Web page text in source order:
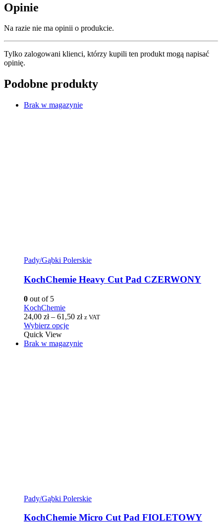
Opinie
Na razie nie ma opinii o produkcie.
Tylko zalogowani klienci, którzy kupili ten produkt mogą napisać
opinię.
Podobne produkty
Brak w magazynie
Pady/Gąbki Polerskie
KochChemie Heavy Cut Pad CZERWONY
0 out of 5
KochChemie
24,00 zł– 61,50 zł z VAT
Wybierz opcje
Quick View
Brak w magazynie
Pady/Gąbki Polerskie
KochChemie Micro Cut Pad FIOLETOWY